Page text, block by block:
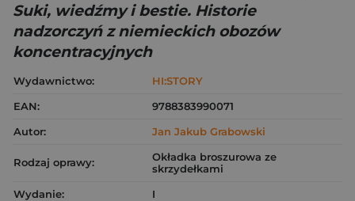
Suki, wiedźmy i bestie. Historie
nadzorczyń z niemieckich obozów
koncentracyjnych
Wydawnictwo:
HI:STORY
EAN:
9788383990071
Autor:
Jan Jakub Grabowski
Rodzaj oprawy:
Okładka broszurowa ze
skrzydełkami
Wydanie:
I